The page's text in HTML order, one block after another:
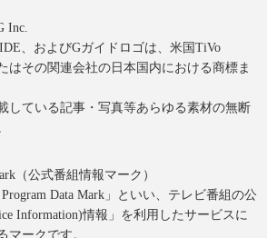
Inc.
、およびGガイドロゴは、米国TiVo
はその関連会社の日本国内における商標ま
している記事・写真等あらゆる素材の無断
（公式番組情報マーク）
Data Mark」といい、テレビ番組の公
Information)情報」を利用したサービスに
マークです。